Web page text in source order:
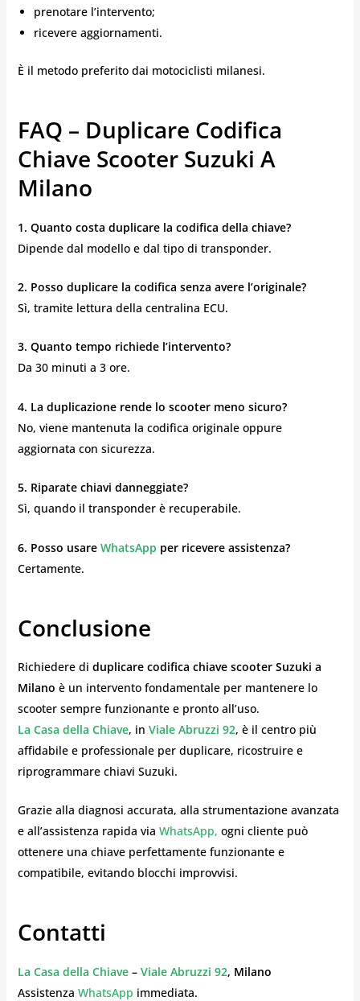
prenotare l’intervento;
ricevere aggiornamenti.
È il metodo preferito dai motociclisti milanesi.
FAQ – Duplicare Codifica
Chiave Scooter Suzuki A
Milano
1. Quanto costa duplicare la codifica della chiave?
Dipende dal modello e dal tipo di transponder.
2. Posso duplicare la codifica senza avere l’originale?
Sì, tramite lettura della centralina ECU.
3. Quanto tempo richiede l’intervento?
Da 30 minuti a 3 ore.
4. La duplicazione rende lo scooter meno sicuro?
No, viene mantenuta la codifica originale oppure
aggiornata con sicurezza.
5. Riparate chiavi danneggiate?
Sì, quando il transponder è recuperabile.
6. Posso usare WhatsApp per ricevere assistenza?
Certamente.
Conclusione
Richiedere di duplicare codifica chiave scooter Suzuki a
Milano è un intervento fondamentale per mantenere lo
scooter sempre funzionante e pronto all’uso.
La Casa della Chiave, in Viale Abruzzi 92, è il centro più
affidabile e professionale per duplicare, ricostruire e
riprogrammare chiavi Suzuki.
Grazie alla diagnosi accurata, alla strumentazione avanzata
e all’assistenza rapida via WhatsApp, ogni cliente può
ottenere una chiave perfettamente funzionante e
compatibile, evitando blocchi improvvisi.
Contatti
La Casa della Chiave– Viale Abruzzi 92, Milano
Assistenza WhatsApp immediata.